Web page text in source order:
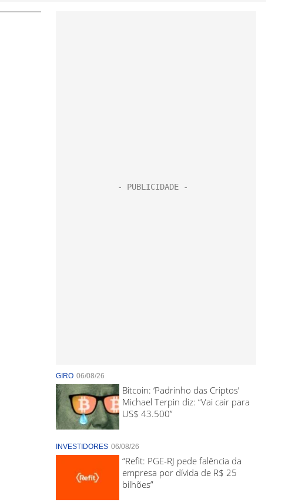
GIRO 06/08/26
Bitcoin: ‘Padrinho das Criptos’
Michael Terpin diz: “Vai cair para
US$ 43.500”
INVESTIDORES 06/08/26
“Refit: PGE-RJ pede falência da
empresa por dívida de R$ 25
bilhões”